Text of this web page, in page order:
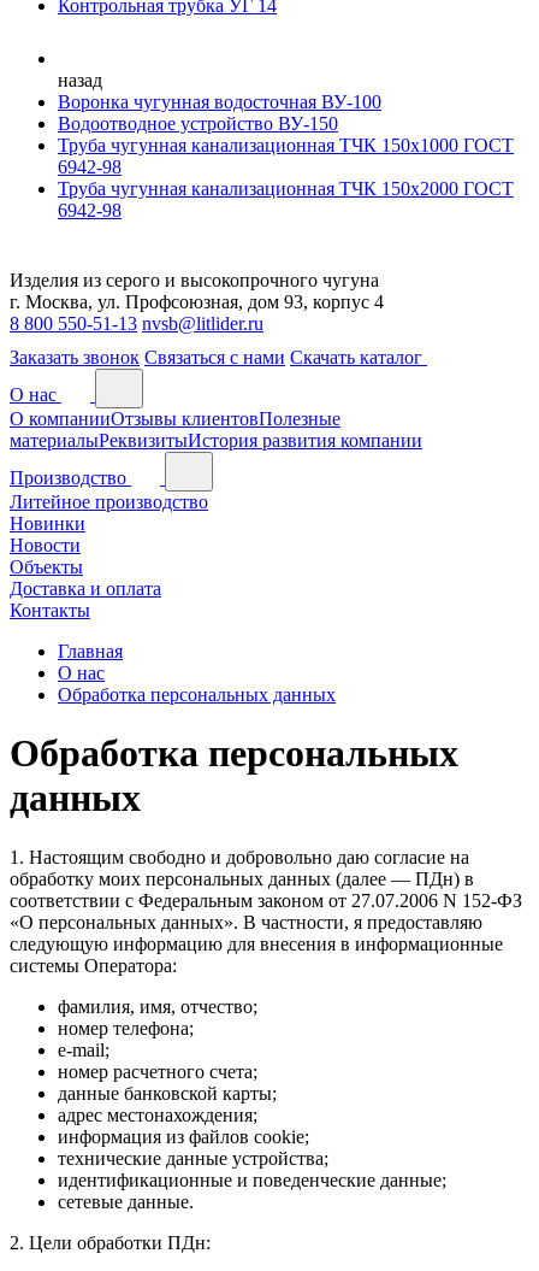
Контрольная трубка УГ 14
назад
Воронка чугунная водосточная ВУ-100
Водоотводное устройство ВУ-150
Труба чугунная канализационная ТЧК 150х1000 ГОСТ
6942-98
Труба чугунная канализационная ТЧК 150х2000 ГОСТ
6942-98
Изделия из серого и высокопрочного чугуна
г. Москва, ул. Профсоюзная, дом 93, корпус 4
8 800 550-51-13 nvsb@litlider.ru
Заказать звонок Связаться с нами Скачать каталог
О нас
О компанииОтзывы клиентовПолезные
материалыРеквизитыИстория развития компании
Производство
Литейное производство
Новинки
Новости
Объекты
Доставка и оплата
Контакты
Главная
О нас
Обработка персональных данных
Обработка персональных
данных
1. Настоящим свободно и добровольно даю согласие на
обработку моих персональных данных (далее — ПДн) в
соответствии с Федеральным законом от 27.07.2006 N 152-ФЗ
«О персональных данных». В частности, я предоставляю
следующую информацию для внесения в информационные
системы Оператора:
фамилия, имя, отчество;
номер телефона;
e-mail;
номер расчетного счета;
данные банковской карты;
адрес местонахождения;
информация из файлов cookie;
технические данные устройства;
идентификационные и поведенческие данные;
сетевые данные.
2. Цели обработки ПДн: